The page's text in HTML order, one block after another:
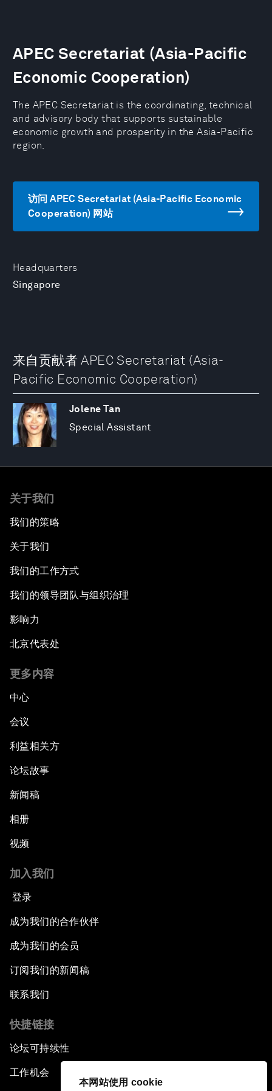
本网站使用 cookie
Headquarters
Singapore
APEC Secretariat (Asia-Pacific
Economic Cooperation)
The APEC Secretariat is the coordinating, technical
and advisory body that supports sustainable
economic growth and prosperity in the Asia-Pacific
region.
访问 APEC Secretariat (Asia-Pacific Economic
Cooperation) 网站
来自贡献者 APEC Secretariat (Asia-
Pacific Economic Cooperation)
Jolene Tan
Special Assistant
关于我们
我们的策略
关于我们
我们的工作方式
我们的领导团队与组织治理
影响力
北京代表处
更多内容
中心
会议
利益相关方
论坛故事
新闻稿
相册
视频
加入我们
登录
成为我们的合作伙伴
成为我们的会员
订阅我们的新闻稿
联系我们
快捷链接
论坛可持续性
工作机会